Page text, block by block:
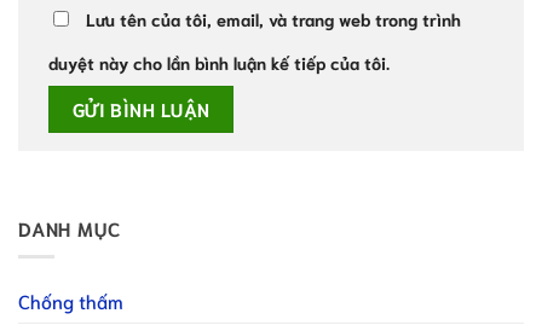
Lưu tên của tôi, email, và trang web trong trình
duyệt này cho lần bình luận kế tiếp của tôi.
DANH MỤC
Chống thấm